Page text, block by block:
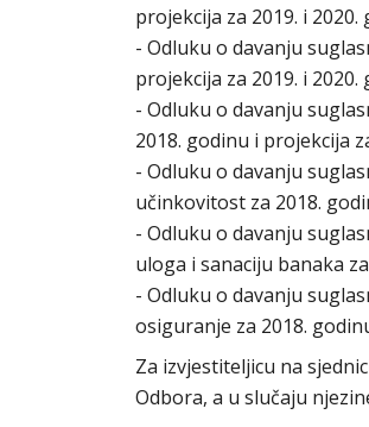
projekcija za 2019. i 2020.
- Odluku o davanju
projekcija za 2019. i 2020.
- Odluku o davanju
2018. godinu i projekcija
- Odluku o davanju
učinkovitost za 2018.
- Odluku o davanju
uloga i sanaciju banaka
- Odluku o davanju
osiguranje za 2018.
Za izvjestiteljicu na
Odbora, a u slučaju